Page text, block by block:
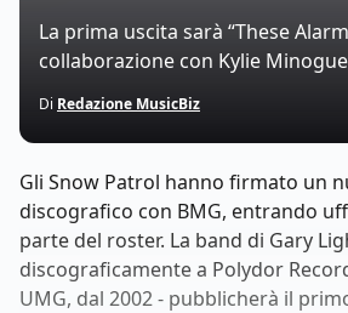
La prima uscita sarà “These
collaborazione con Kylie Minogue
Di Redazione MusicBiz
Gli Snow Patrol hanno firmato un
discografico con BMG, entrando
parte del roster. La band di Gary
discograficamente a Polydor
UMG, dal 2002 - pubblicherà il